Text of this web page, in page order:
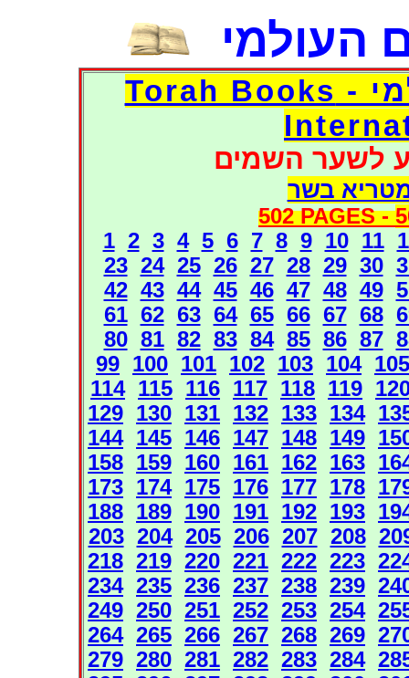
העולמי
דפי אוצר הספרים העולמי - Torah Books
לשער השמים
בשר
502 PAGES -
1 2 3 4 5 6 7 8 9 10 11
23 24 25 26 27 28 29 30
42 43 44 45 46 47 48 49
61 62 63 64 65 66 67 68
80 81 82 83 84 85 86 87
99 100 101 102 103 104 105
114 115 116 117 118 119
129 130 131 132 133 134
144 145 146 147 148 149
158 159 160 161 162 163
173 174 175 176 177 178
188 189 190 191 192 193
203 204 205 206 207 208
218 219 220 221 222 223
234 235 236 237 238 239
249 250 251 252 253 254
264 265 266 267 268 269
279 280 281 282 283 284